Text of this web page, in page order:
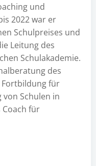
und
2022 war er
Schulpreises und
Leitung des
Schulakademie.
des
Fortbildung für
Schulen in
für